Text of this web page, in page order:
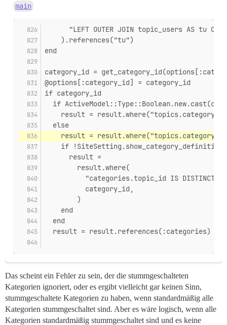
main
"LEFT OUTER JOIN topic_users AS tu ON
    ).references("tu")
end
category_id =
@options[:category_id] = category_id
if category_id
if
result =
  else
result =
if
      result =
        result.where(
"categories.topic_id IS DISTINCT
          category_id,
        )
    end
  end
  result = result.references(:categories)
Das scheint ein Fehler zu sein, der die stummgeschalteten
Kategorien ignoriert, oder es ergibt vielleicht gar keinen Sinn,
stummgeschaltete Kategorien zu haben, wenn standardmäßig alle
Kategorien stummgeschaltet sind. Aber es wäre logisch, wenn alle
Kategorien standardmäßig stummgeschaltet sind und es keine